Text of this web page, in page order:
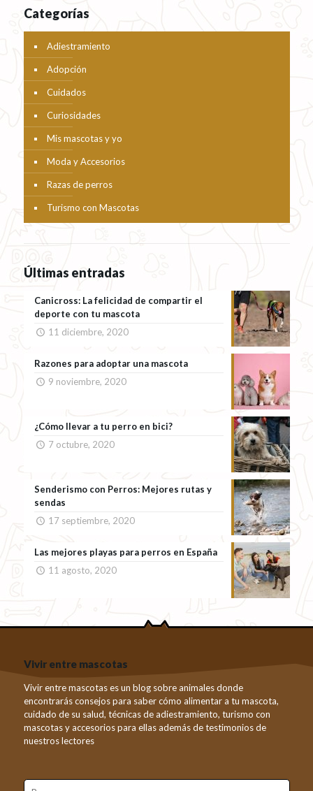
Categorías
Adiestramiento
Adopción
Cuidados
Curiosidades
Mis mascotas y yo
Moda y Accesorios
Razas de perros
Turismo con Mascotas
Últimas entradas
Canicross: La felicidad de compartir el
deporte con tu mascota
11 diciembre, 2020
Razones para adoptar una mascota
9 noviembre, 2020
¿Cómo llevar a tu perro en bici?
7 octubre, 2020
Senderismo con Perros: Mejores rutas y
sendas
17 septiembre, 2020
Las mejores playas para perros en España
11 agosto, 2020
Vivir entre mascotas
Vivir entre mascotas es un blog sobre animales donde
encontrarás consejos para saber cómo alimentar a tu mascota,
cuidado de su salud, técnicas de adiestramiento, turismo con
mascotas y accesorios para ellas además de testimonios de
nuestros lectores